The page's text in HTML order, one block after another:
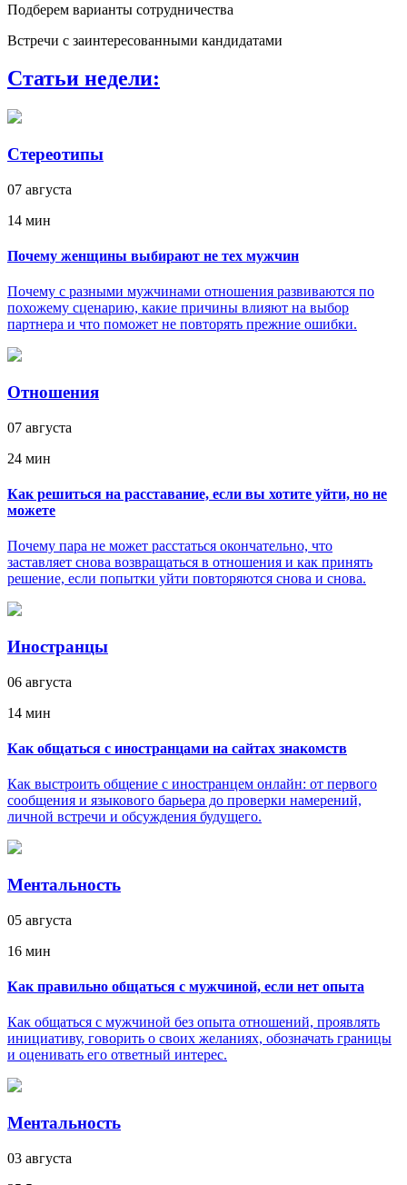
Подберем варианты сотрудничества
Встречи с заинтересованными кандидатами
Статьи недели:
Стереотипы
07 августа
14 мин
Почему женщины выбирают не тех мужчин
Почему с разными мужчинами отношения развиваются по
похожему сценарию, какие причины влияют на выбор
партнера и что поможет не повторять прежние ошибки.
Отношения
07 августа
24 мин
Как решиться на расставание, если вы хотите уйти, но не
можете
Почему пара не может расстаться окончательно, что
заставляет снова возвращаться в отношения и как принять
решение, если попытки уйти повторяются снова и снова.
Иностранцы
06 августа
14 мин
Как общаться с иностранцами на сайтах знакомств
Как выстроить общение с иностранцем онлайн: от первого
сообщения и языкового барьера до проверки намерений,
личной встречи и обсуждения будущего.
Ментальность
05 августа
16 мин
Как правильно общаться с мужчиной, если нет опыта
Как общаться с мужчиной без опыта отношений, проявлять
инициативу, говорить о своих желаниях, обозначать границы
и оценивать его ответный интерес.
Ментальность
03 августа